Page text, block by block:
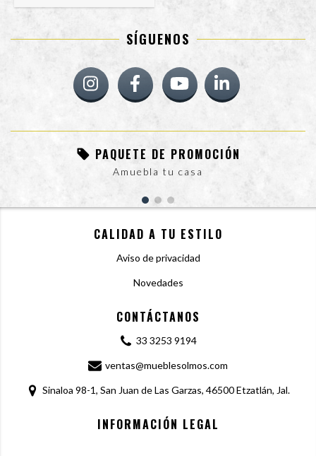
SÍGUENOS
PAQUETE DE PROMOCIÓN
Amuebla tu casa
CALIDAD A TU ESTILO
Aviso de privacidad
Novedades
CONTÁCTANOS
33 3253 9194
ventas@mueblesolmos.com
Sinaloa 98-1, San Juan de Las Garzas, 46500 Etzatlán, Jal.
INFORMACIÓN LEGAL